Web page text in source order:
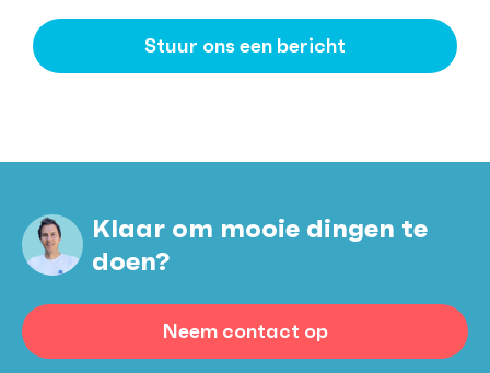
Stuur ons een bericht
Klaar om mooie dingen te
doen?
Neem contact op